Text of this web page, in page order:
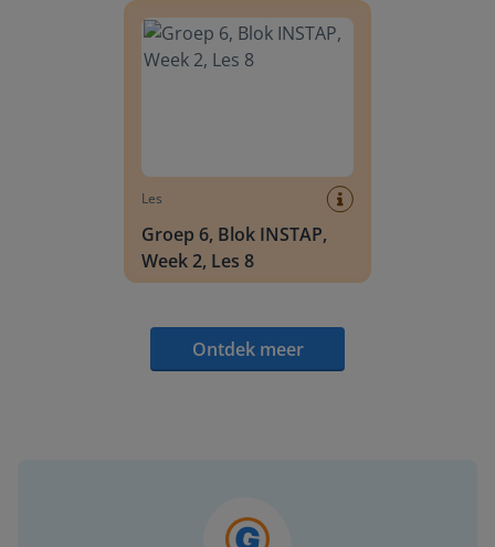
Les
Groep 6, Blok INSTAP,
Week 2, Les 8
Ontdek meer